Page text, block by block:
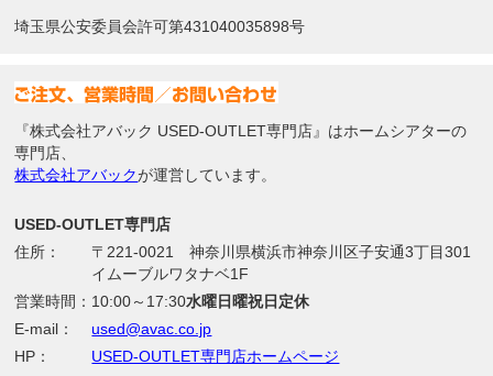
埼玉県公安委員会許可第431040035898号
『株式会社アバック USED-OUTLET専門店』はホームシアターの
専門店、
株式会社アバックが運営しています。
USED-OUTLET専門店
住所：
〒221-0021 神奈川県横浜市神奈川区子安通3丁目301
イムーブルワタナベ1F
営業時間： 10:00～17:30水曜日曜祝日定休
E-mail：
used@avac.co.jp
HP：
USED-OUTLET専門店ホームページ